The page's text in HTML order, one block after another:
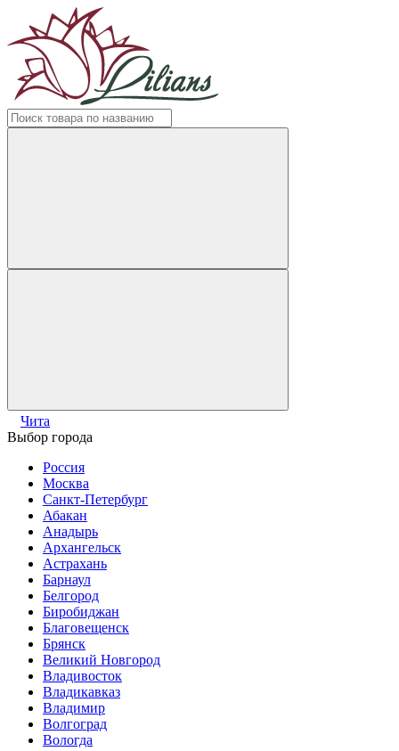
Чита
Выбор города
Россия
Москва
Санкт-Петербург
Абакан
Анадырь
Архангельск
Астрахань
Барнаул
Белгород
Биробиджан
Благовещенск
Брянск
Великий Новгород
Владивосток
Владикавказ
Владимир
Волгоград
Вологда